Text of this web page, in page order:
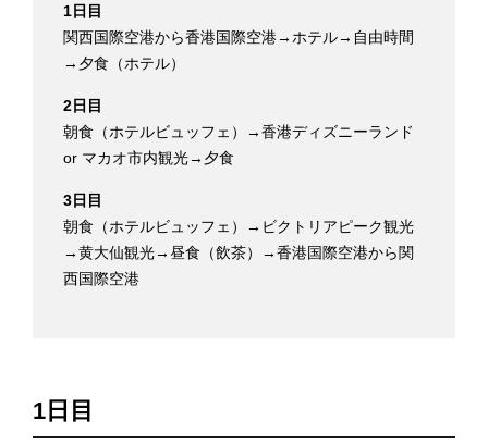
1日目
関西国際空港から香港国際空港→ホテル→自由時間
→夕食（ホテル）
2日目
朝食（ホテルビュッフェ）→香港ディズニーランド
or マカオ市内観光→夕食
3日目
朝食（ホテルビュッフェ）→ビクトリアピーク観光
→黄大仙観光→昼食（飲茶）→香港国際空港から関
西国際空港
1日目